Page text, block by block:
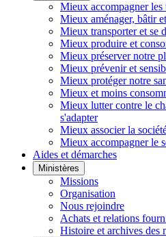
Mieux accompagner les
Mieux aménager, bâtir
Mieux transporter et se
Mieux produire et
Mieux préserver notre
Mieux prévenir et
Mieux protéger notre
Mieux et moins
Mieux lutter contre le
s'adapter
Mieux associer la
Mieux accompagner le
Aides et démarches
Ministères
Missions
Organisation
Nous rejoindre
Achats et relations
Histoire et archives des